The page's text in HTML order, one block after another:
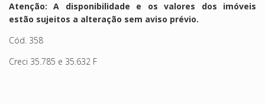
Atenção: A disponibilidade e os valores dos imóveis
estão sujeitos a alteração sem aviso prévio.
Cód. 358
Creci 35.785 e 35.632 F